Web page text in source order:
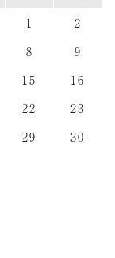
1
2
8
9
15
16
22
23
29
30